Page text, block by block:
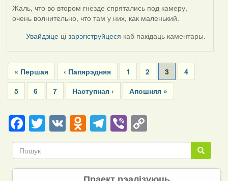
Жаль, что во втором гнезде спрятались под камеру,
очень волнительно, что там у них, как маленький.
Увайдзіце цізарэгіструйцеся каб пакідаць каментары.
Pagination
First
page
« Першая
Previous
page
‹ Папярэдняя Page
1 Page
2
Current
page
3 Page
4
Page
5 Page
6 Page
7
Next
page
Наступная ›
Last
page
Апошняя »
Facebook
Twitter
VKOdnoklassniki
Telegram
ViberCopy
Link Пошук
Пошук